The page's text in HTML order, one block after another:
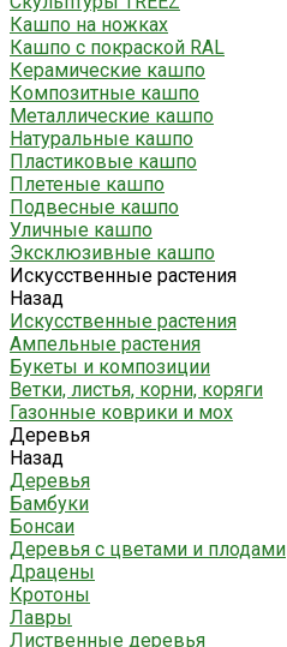
Кашпо на ножках
Кашпо с покраской RAL
Керамические кашпо
Композитные кашпо
Металлические кашпо
Натуральные кашпо
Пластиковые кашпо
Плетеные кашпо
Подвесные кашпо
Уличные кашпо
Эксклюзивные кашпо
Искусственные растения
Назад
Искусственные растения
Ампельные растения
Букеты и композиции
Ветки, листья, корни, коряги
Газонные коврики и мох
Деревья
Назад
Деревья
Бамбуки
Бонсаи
Деревья с цветами и плодами
Драцены
Кротоны
Лавры
Лиственные деревья